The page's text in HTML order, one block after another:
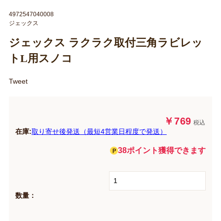
ジェックス ラクラク取付三角ラビレッ
トL用スノコ
￥769 税込
在庫:取り寄せ後発送（最短4営業日程度で発送）
38ポイント獲得できます
数量：
4972547040008
ジェックス
Tweet